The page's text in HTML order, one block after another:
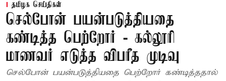
தமிழக செய்திகள்
செல்போன் பயன்படுத்தியதை
கண்டித்த பெற்றோர் - கல்லூரி
மாணவர் எடுத்த விபரீத முடிவு
செல்போன் பயன்படுத்தியதை பெற்றோர் கண்டித்ததால்